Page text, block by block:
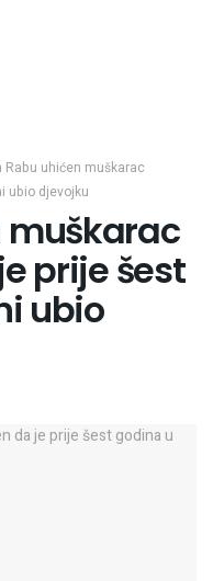
Rabu uhićen muškarac
ubio djevojku
muškarac
prije šest
ubio